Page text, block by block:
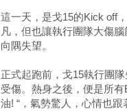
這一天，是戈15的Kick off
凡，但也讓執行團隊大傷
向隅失望。
正式起跑前，戈15執行團
受傷。熱身之後，便是所
油! “，氣勢驚人，心情也